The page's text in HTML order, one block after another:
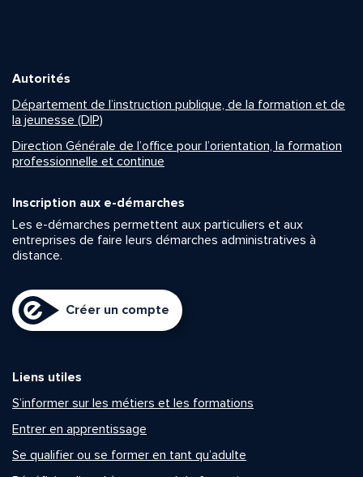
Autorités
Département de l’instruction publique, de la formation et de
la jeunesse (DIP)
Direction Générale de l’office pour l’orientation, la formation
professionnelle et continue
Inscription aux e-démarches
Les e-démarches permettent aux particuliers et aux
entreprises de faire leurs démarches administratives à
distance.
Créer un compte
Liens utiles
S’informer sur les métiers et les formations
Entrer en apprentissage
Se qualifier ou se former en tant qu’adulte